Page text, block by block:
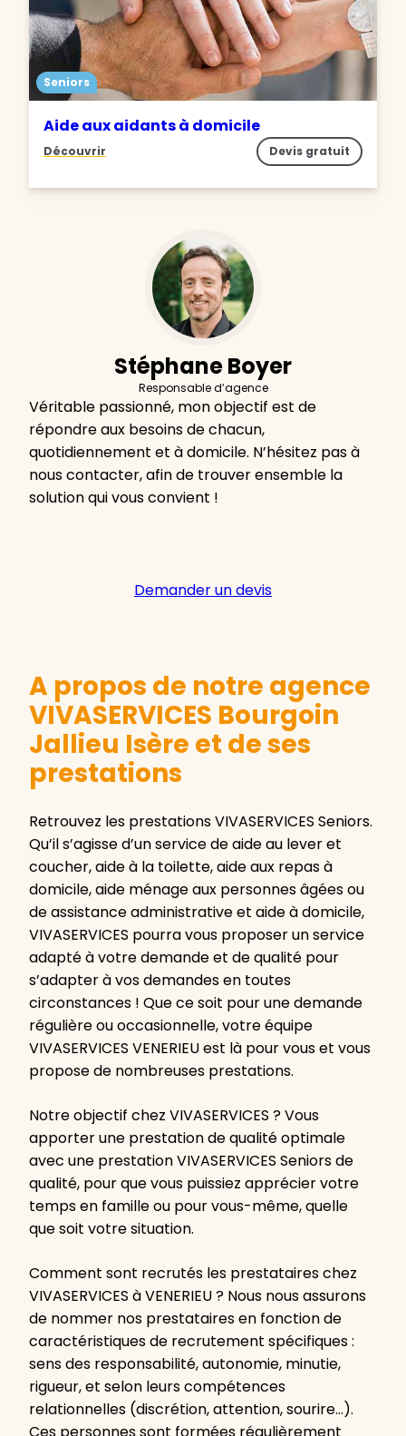
Seniors
Aide aux aidants à domicile
Découvrir Devis gratuit
Stéphane Boyer
Responsable d’agence
Véritable passionné, mon objectif est de
répondre aux besoins de chacun,
quotidiennement et à domicile. N’hésitez pas à
nous contacter, afin de trouver ensemble la
solution qui vous convient !
Demander un devis
A propos de notre agence
VIVASERVICES Bourgoin
Jallieu Isère et de ses
prestations
Retrouvez les prestations VIVASERVICES Seniors.
Qu’il s’agisse d’un service de aide au lever et
coucher, aide à la toilette, aide aux repas à
domicile, aide ménage aux personnes âgées ou
de assistance administrative et aide à domicile,
VIVASERVICES pourra vous proposer un service
adapté à votre demande et de qualité pour
s’adapter à vos demandes en toutes
circonstances ! Que ce soit pour une demande
régulière ou occasionnelle, votre équipe
VIVASERVICES VENERIEU est là pour vous et vous
propose de nombreuses prestations.
Notre objectif chez VIVASERVICES ? Vous
apporter une prestation de qualité optimale
avec une prestation VIVASERVICES Seniors de
qualité, pour que vous puissiez apprécier votre
temps en famille ou pour vous-même, quelle
que soit votre situation.
Comment sont recrutés les prestataires chez
VIVASERVICES à VENERIEU ? Nous nous assurons
de nommer nos prestataires en fonction de
caractéristiques de recrutement spécifiques :
sens des responsabilité, autonomie, minutie,
rigueur, et selon leurs compétences
relationnelles (discrétion, attention, sourire…).